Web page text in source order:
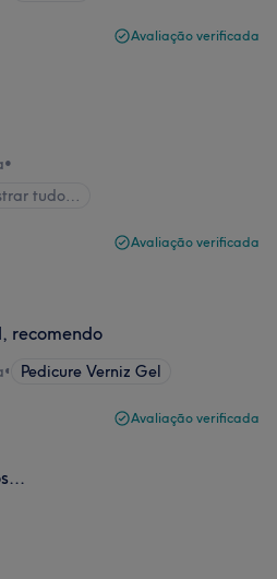
Avaliação verificada
•
tudo…
Avaliação verificada
recomendo
• Pedicure Verniz Gel
Avaliação verificada